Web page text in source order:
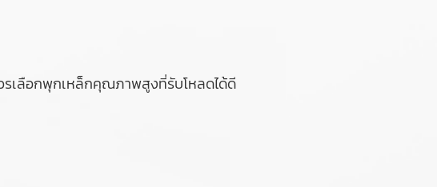
วรเลือกพุกเหล็กคุณภาพสูงที่รับโหลดได้ดี